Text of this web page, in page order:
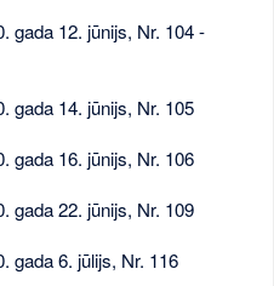
gada 12. jūnijs, Nr. 104-
gada 14. jūnijs, Nr. 105
gada 16. jūnijs, Nr. 106
gada 22. jūnijs, Nr. 109
gada 6. jūlijs, Nr. 116